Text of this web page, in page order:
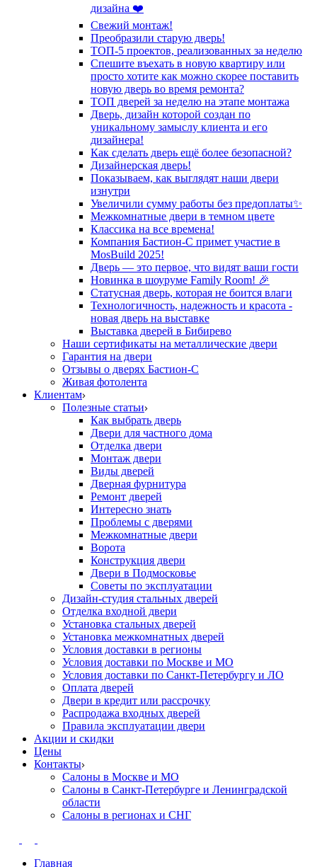
дизайна ❤️
Свежий монтаж!
Преобразили старую дверь!
ТОП-5 проектов, реализованных за неделю
Спешите въехать в новую квартиру или
просто хотите как можно скорее поставить
новую дверь во время ремонта?
ТОП дверей за неделю на этапе монтажа
Дверь, дизайн которой создан по
уникальному замыслу клиента и его
дизайнера!
Как сделать дверь ещё более безопасной?
Дизайнерская дверь!
Показываем, как выглядят наши двери
изнутри
Увеличили сумму работы без предоплаты✨
Межкомнатные двери в темном цвете
Классика на все времена!
Компания Бастион-С примет участие в
MosBuild 2025!
Дверь — это первое, что видят ваши гости
Новинка в шоуруме Family Room! 🎉
Статусная дверь, которая не боится влаги
Технологичность, надежность и красота -
новая дверь на выставке
Выставка дверей в Бибирево
Наши сертификаты на металлические двери
Гарантия на двери
Отзывы о дверях Бастион-С
Живая фотолента
Клиентам
Полезные статьи
Как выбрать дверь
Двери для частного дома
Отделка двери
Монтаж двери
Виды дверей
Дверная фурнитура
Ремонт дверей
Интересно знать
Проблемы с дверями
Межкомнатные двери
Ворота
Конструкция двери
Двери в Подмосковье
Cоветы по эксплуатации
Дизайн-студия стальных дверей
Отделка входной двери
Установка стальных дверей
Установка межкомнатных дверей
Условия доставки в регионы
Условия доставки по Москве и МО
Условия доставки по Санкт-Петербургу и ЛО
Оплата дверей
Двери в кредит или рассрочку
Распродажа входных дверей
Правила эксплуатации двери
Акции и скидки
Цены
Контакты
Салоны в Москве и МО
Салоны в Санкт-Петербурге и Ленинградской
области
Салоны в регионах и СНГ
Главная